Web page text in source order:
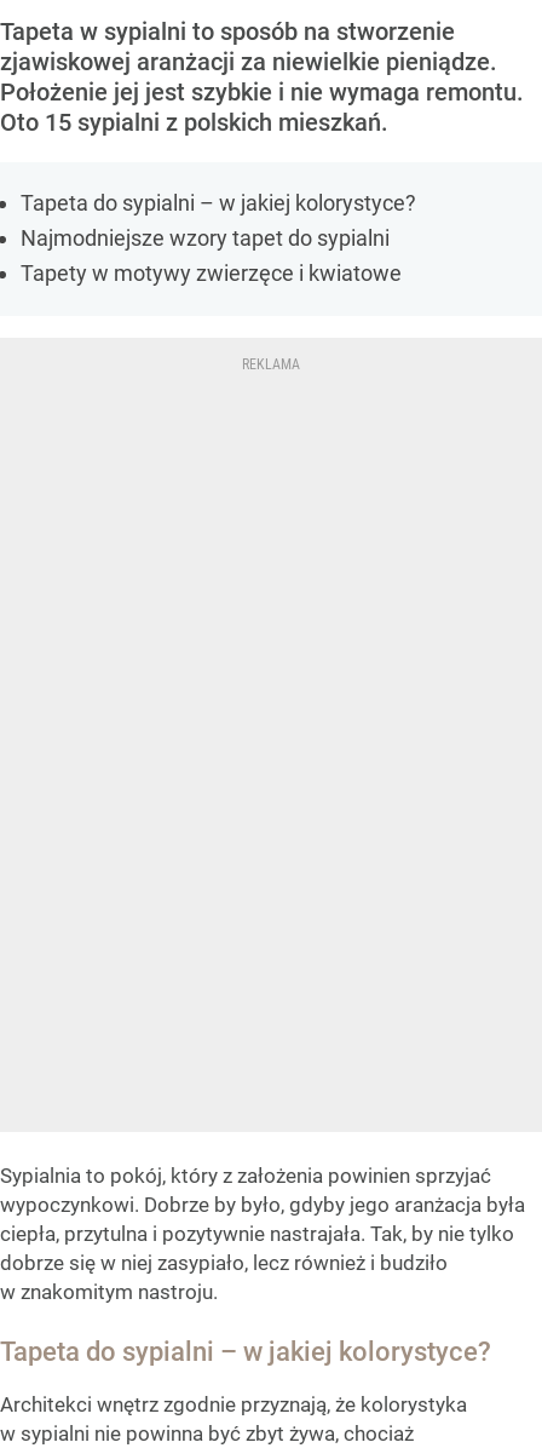
Tapeta w sypialni to sposób na stworzenie
zjawiskowej aranżacji za niewielkie pieniądze.
Położenie jej jest szybkie i nie wymaga remontu.
Oto 15 sypialni z polskich mieszkań.
Tapeta do sypialni – w jakiej kolorystyce?
Najmodniejsze wzory tapet do sypialni
Tapety w motywy zwierzęce i kwiatowe
Sypialnia to pokój, który z założenia powinien sprzyjać
wypoczynkowi. Dobrze by było, gdyby jego aranżacja była
ciepła, przytulna i pozytywnie nastrajała. Tak, by nie tylko
dobrze się w niej zasypiało, lecz również i budziło
w znakomitym nastroju.
Tapeta do sypialni – w jakiej kolorystyce?
Architekci wnętrz zgodnie przyznają, że kolorystyka
w sypialni nie powinna być zbyt żywa, chociaż